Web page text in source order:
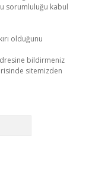
sorumluluğu kabul
olduğunu
bildirmeniz
sitemizden